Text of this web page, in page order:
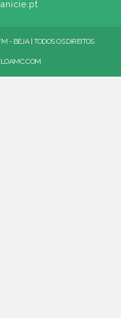
- BEJA | TODOS OS DIREITOS